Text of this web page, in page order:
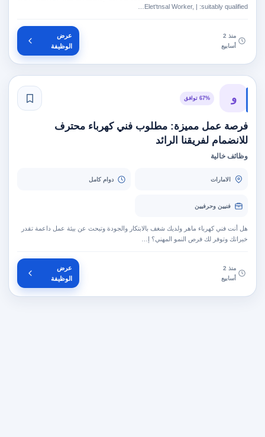
Elet‘tnsal Worker, | :suitably qualified…
منذ 2
أسابيع
عرض
الوظيفة
و 67% توافق
فرصة عمل مميزة: مطلوب فني كهرباء محترف
للانضمام لفريقنا الرائد
وظائف خالية
الامارات دوام كامل
فنيين وحرفيين
هل أنت فني كهرباء ماهر ولديك شغف بالابتكار والجودة وتبحث عن بيئة عمل داعمة تقدر
خبراتك وتوفر لك فرص النمو المهني؟ إ…
منذ 2
أسابيع
عرض
الوظيفة